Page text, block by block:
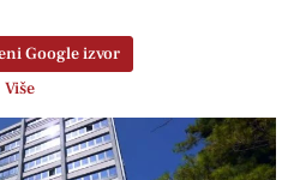
Google izvor
Više